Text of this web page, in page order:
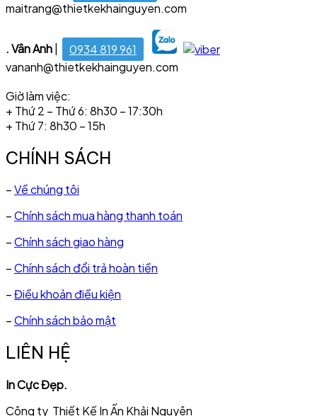
maitrang@thietkekhainguyen.com
. Vân Anh
0934 819 961
vananh@thietkekhainguyen.com
Giờ làm việc:
+ Thứ 2 – Thứ 6: 8h30 – 17:30h
+ Thứ 7: 8h30 – 15h
CHÍNH SÁCH
–Về chúng tôi
–Chính sách mua hàng thanh toán
–Chính sách giao hàng
–Chính sách đổi trả hoàn tiền
–Điều khoản điều kiện
–Chính sách bảo mật
LIÊN HỆ
In Cực Đẹp.
Công ty Thiết Kế In Ấn Khải Nguyên